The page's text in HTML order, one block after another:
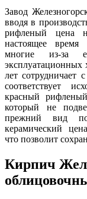
Завод
вводя в
рифленый цена
настоящее время
многие из-за
эксплуатационных
лет сотрудничает
соответствует
красный
который не
прежний вид
керамический
что позволит
Кирпич